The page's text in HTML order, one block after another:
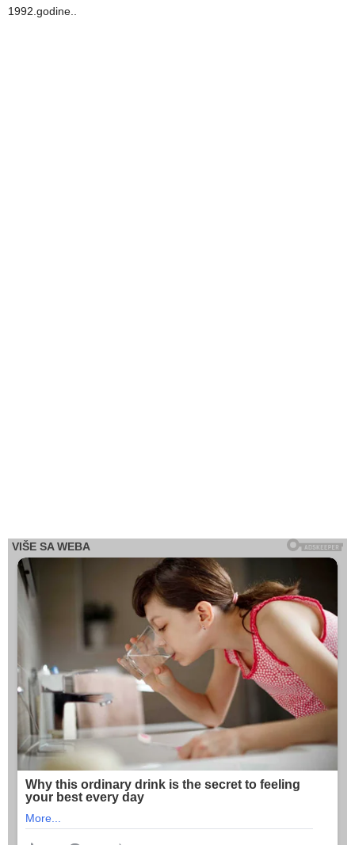
1992.godine..